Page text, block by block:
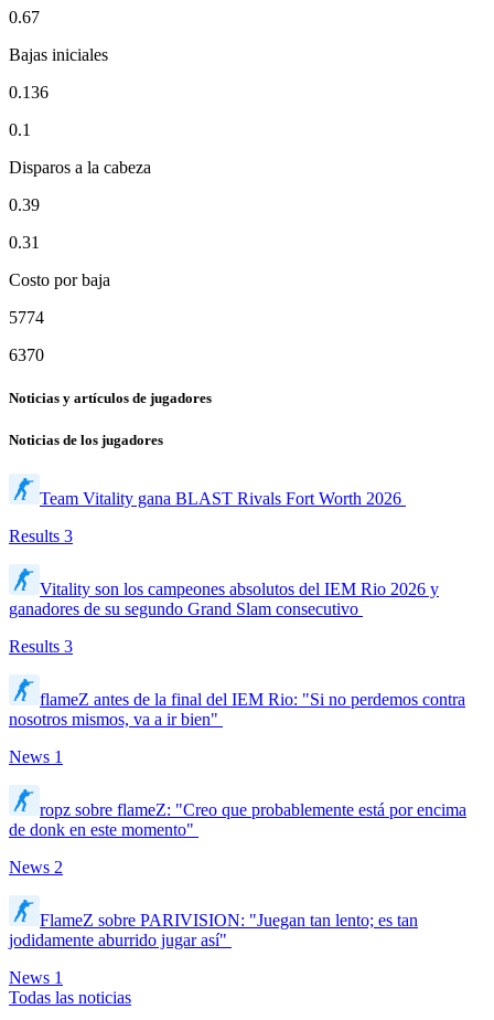
0.67
Bajas iniciales
0.136
0.1
Disparos a la cabeza
0.39
0.31
Costo por baja
5774
6370
Noticias y artículos de jugadores
Noticias de los jugadores
Team Vitality gana BLAST Rivals Fort Worth 2026
Results 3
Vitality son los campeones absolutos del IEM Rio 2026 y
ganadores de su segundo Grand Slam consecutivo
Results 3
flameZ antes de la final del IEM Rio: "Si no perdemos contra
nosotros mismos, va a ir bien"
News 1
ropz sobre flameZ: "Creo que probablemente está por encima
de donk en este momento"
News 2
FlameZ sobre PARIVISION: "Juegan tan lento; es tan
jodidamente aburrido jugar así"
News 1
Todas las noticias